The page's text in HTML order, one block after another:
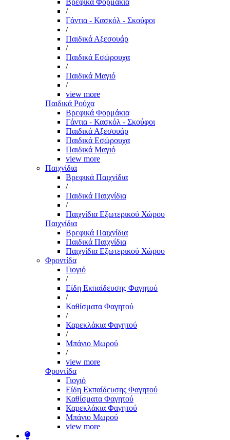
Βρεφικά Φορμάκια
/
Γάντια - Κασκόλ - Σκούφοι
/
Παιδικά Αξεσουάρ
/
Παιδικά Εσώρουχα
/
Παιδικά Μαγιό
/
view more
Παιδικά Ρούχα
Βρεφικά Φορμάκια
Γάντια - Κασκόλ - Σκούφοι
Παιδικά Αξεσουάρ
Παιδικά Εσώρουχα
Παιδικά Μαγιό
view more
Παιχνίδια
Βρεφικά Παιχνίδια
/
Παιδικά Παιχνίδια
/
Παιχνίδια Εξωτερικού Χώρου
Παιχνίδια
Βρεφικά Παιχνίδια
Παιδικά Παιχνίδια
Παιχνίδια Εξωτερικού Χώρου
Φροντίδα
Γιογιό
/
Είδη Εκπαίδευσης Φαγητού
/
Καθίσματα Φαγητού
/
Καρεκλάκια Φαγητού
/
Μπάνιο Μωρού
/
view more
Φροντίδα
Γιογιό
Είδη Εκπαίδευσης Φαγητού
Καθίσματα Φαγητού
Καρεκλάκια Φαγητού
Μπάνιο Μωρού
view more